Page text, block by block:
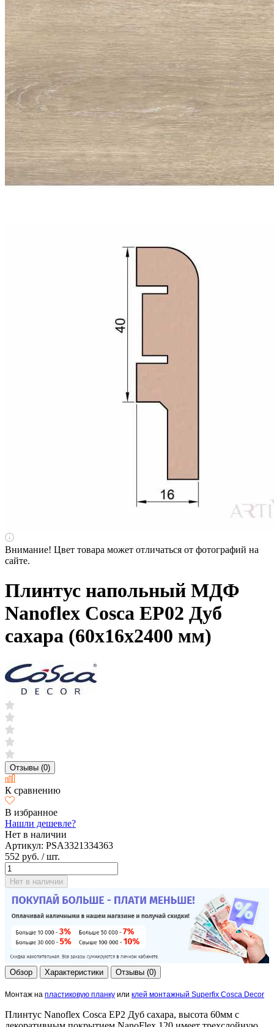
Внимание! Цвет товара может отличаться от фотографий на
сайте.
Плинтус напольный МДФ
Nanoflex Cosca ЕP02 Дуб
сахара (60х16х2400 мм)
Отзывы (0)
К сравнению
В избранное
Нашли дешевле?
Нет в наличии
Артикул: PSA3321334363
552 руб. / шт.
Нет в наличии
Обзор Характеристики Отзывы (0)
Монтаж на пластиковую планку или клей монтажный Superfix Cosca Decor
Плинтус Nanoflex Cosca EP2 Дуб сахара, высота 60мм с